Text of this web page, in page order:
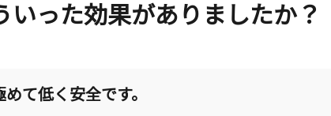
った効果がありましたか？
て低く安全です。